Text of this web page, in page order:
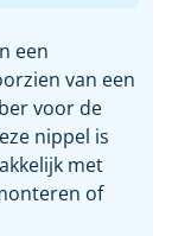
een
van een
voor de
nippel is
met
of